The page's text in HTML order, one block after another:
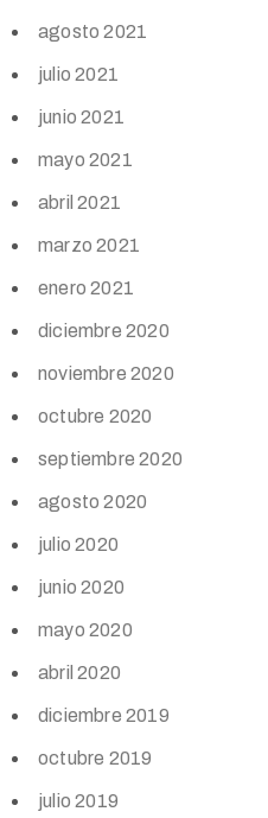
agosto 2021
julio 2021
junio 2021
mayo 2021
abril 2021
marzo 2021
enero 2021
diciembre 2020
noviembre 2020
octubre 2020
septiembre 2020
agosto 2020
julio 2020
junio 2020
mayo 2020
abril 2020
diciembre 2019
octubre 2019
julio 2019